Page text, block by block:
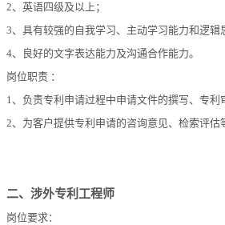
2、英语四级及以上；
3、具有较强的自我学习、主动学习能力和逻辑
4、良好的文字表达能力及沟通合作能力。
岗位职责 ：
1、负责专利申请过程中申请文件的撰写、专利
2、为客户提供专利申请的咨询意见、检索评估
二、涉外专利工程师
岗位要求：